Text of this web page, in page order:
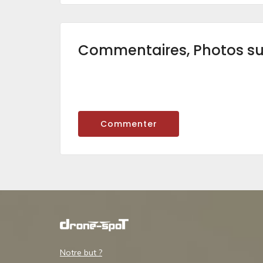
Commentaires, Photos
Commenter
Notre but ?